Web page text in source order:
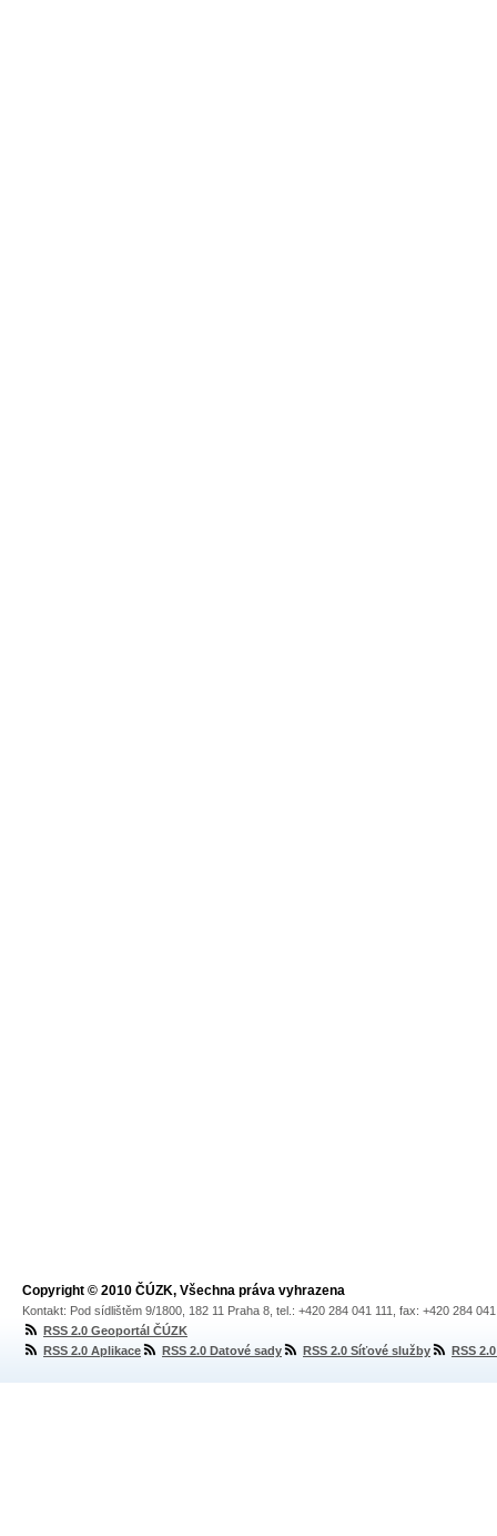
Copyright © 2010 ČÚZK, Všechna práva vyhrazena
Kontakt: Pod sídlištěm 9/1800, 182 11 Praha 8, tel.: +420 284 041 111, fax: +420 284
RSS 2.0 Geoportál ČÚZK
RSS 2.0 Aplikace
RSS 2.0 Datové sady RSS 2.0 Síťové služby RSS